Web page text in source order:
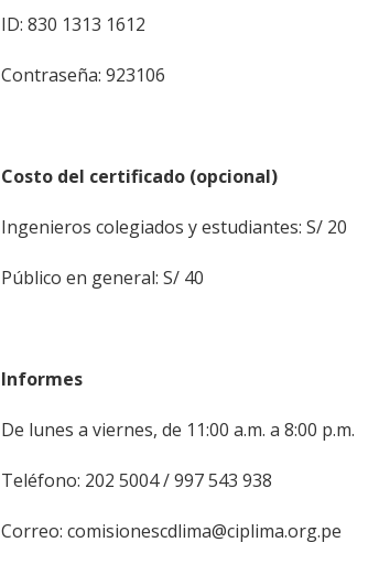
ID: 830 1313 1612
Contraseña: 923106
Costo del certificado (opcional)
Ingenieros colegiados y estudiantes: S/ 20
Público en general: S/ 40
Informes
De lunes a viernes, de 11:00 a.m. a 8:00 p.m.
Teléfono: 202 5004 / 997 543 938
Correo: comisionescdlima@ciplima.org.pe